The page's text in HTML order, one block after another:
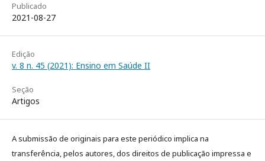
Publicado
2021-08-27
Edição
v. 8 n. 45 (2021): Ensino em Saúde II
Seção
Artigos
A submissão de originais para este periódico implica na
transferência, pelos autores, dos direitos de publicação impressa e